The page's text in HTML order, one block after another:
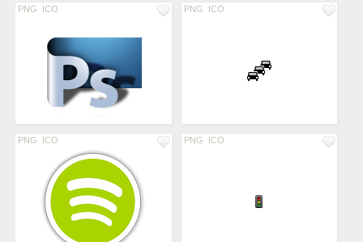
PNG ICO PNG ICO
PNG ICO PNG ICO